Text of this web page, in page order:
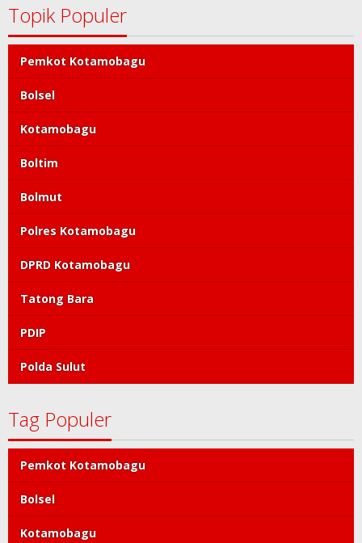
Topik Populer
Pemkot Kotamobagu
Bolsel
Kotamobagu
Boltim
Bolmut
Polres Kotamobagu
DPRD Kotamobagu
Tatong Bara
PDIP
Polda Sulut
Tag Populer
Pemkot Kotamobagu
Bolsel
Kotamobagu